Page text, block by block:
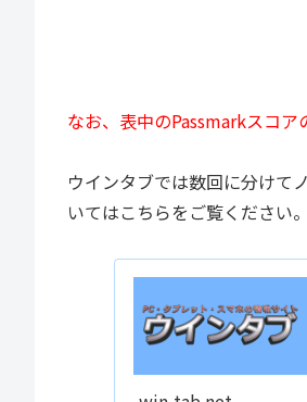
なお、表中のPassmarkスコア
ウインタブでは数回に分けて
いてはこちらをご覧ください。